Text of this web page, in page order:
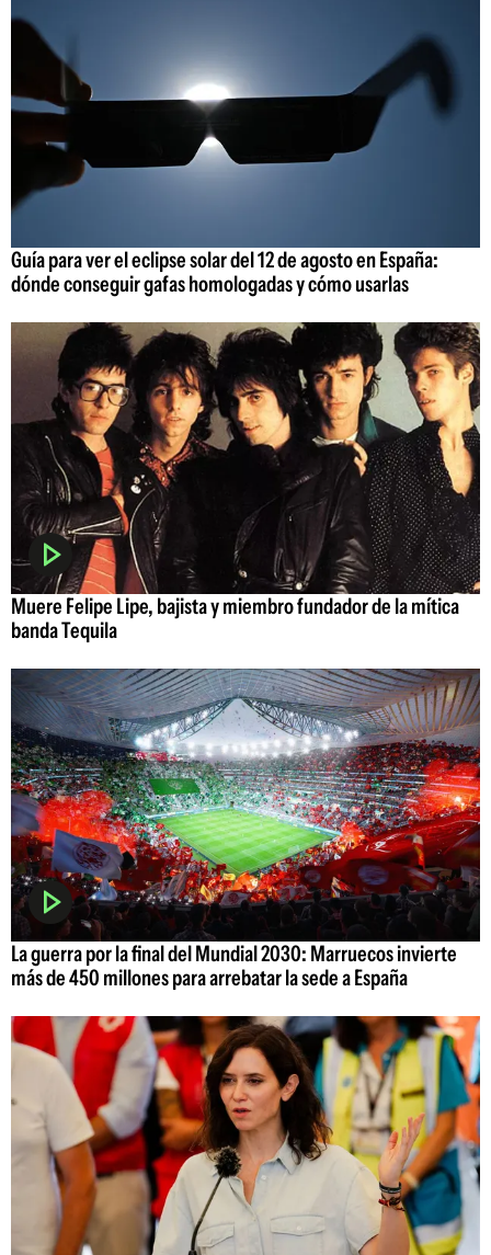
Guía para ver el eclipse solar del 12 de agosto en España:
dónde conseguir gafas homologadas y cómo usarlas
Muere Felipe Lipe, bajista y miembro fundador de la mítica
banda Tequila
La guerra por la final del Mundial 2030: Marruecos invierte
más de 450 millones para arrebatar la sede a España